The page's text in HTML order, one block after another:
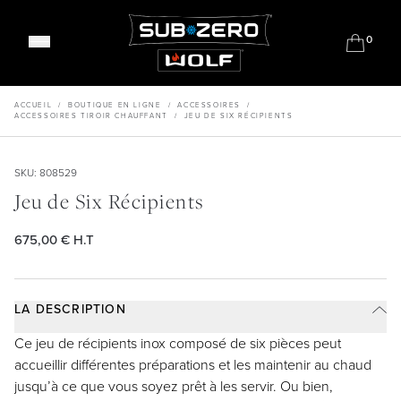
Réfrigération Designer
Sous-Plan
Fours Encastrables
Fours vapeur combinés
Dominos De Cuisson
Systèmes De Ventilation
Barbecues
Events & Demos
Nos salles d'exposition
Pourquoi Sub-Zero et Wolf?
Soutien
Acheter des accessoires
0
ACCUEIL / BOUTIQUE EN LIGNE /ACCESSOIRES
/
ACCESSOIRES TIROIR CHAUFFANT
/ JEU DE SIX RÉCIPIENTS
SKU: 808529
Jeu de Six Récipients
675,00 € H.T
LA DESCRIPTION
Ce jeu de récipients inox composé de six pièces peut
accueillir différentes préparations et les maintenir au chaud
jusqu’à ce que vous soyez prêt à les servir. Ou bien,